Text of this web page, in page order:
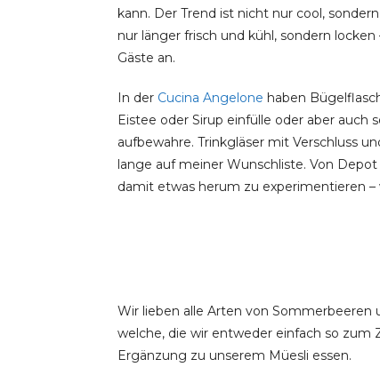
kann. Der Trend ist nicht nur cool,
nur länger frisch und kühl, sondern
Gäste an.
In der Cucina Angelone haben
Eistee oder Sirup einfülle oder aber auch
aufbewahre. Trinkgläser mit Verschluss
lange auf meiner Wunschliste. Von
damit etwas herum zu experimentieren
Wir lieben alle Arten von Sommerbeeren
welche, die wir entweder einfach so zum
Ergänzung zu unserem Müesli essen.